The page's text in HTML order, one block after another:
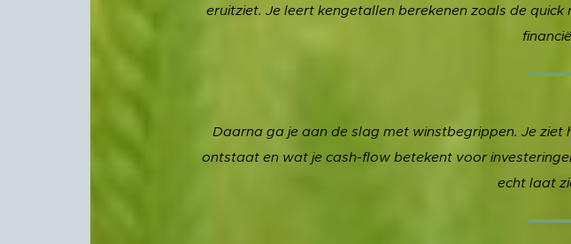
eruitziet. Je leert kengetallen berekenen zoals de
Daarna ga je aan de slag met winstbegrippen. Je
ontstaat en wat je cash-flow betekent voor
echt laat